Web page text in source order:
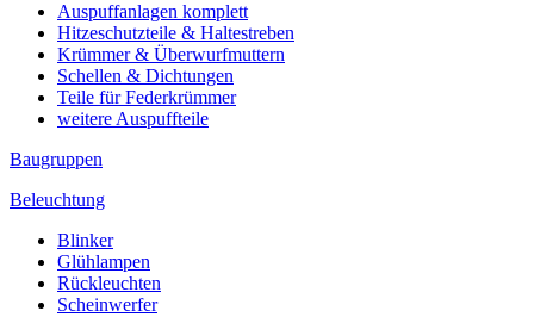
Auspuffanlagen komplett
Hitzeschutzteile & Haltestreben
Krümmer & Überwurfmuttern
Schellen & Dichtungen
Teile für Federkrümmer
weitere Auspuffteile
Baugruppen
Beleuchtung
Blinker
Glühlampen
Rückleuchten
Scheinwerfer